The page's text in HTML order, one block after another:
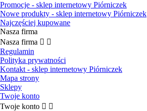
Promocje - sklep internetowy Piórniczek
Nowe produkty - sklep internetowy Piórniczek
Najczęściej kupowane
Nasza firma
Nasza firma  
Regulamin
Polityka prywatności
Kontakt - sklep internetowy Piórniczek
Mapa strony
Sklepy
Twoje konto
Twoje konto  